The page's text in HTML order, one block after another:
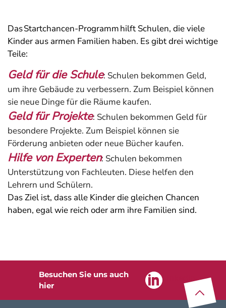
Das Startchancen-Programm hilft Schulen, die viele
Kinder aus armen Familien haben. Es gibt drei wichtige
Teile:
Geld für die Schule: Schulen bekommen Geld,
um ihre Gebäude zu verbessern. Zum Beispiel können
sie neue Dinge für die Räume kaufen.
Geld für Projekte: Schulen bekommen Geld für
besondere Projekte. Zum Beispiel können sie
Förderung anbieten oder neue Bücher kaufen.
Hilfe von Experten: Schulen bekommen
Unterstützung von Fachleuten. Diese helfen den
Lehrern und Schülern.
Das Ziel ist, dass alle Kinder die gleichen Chancen
haben, egal wie reich oder arm ihre Familien sind.
Besuchen Sie uns auch
hier
Linkedin
Z
u
m
Seite
na
nfa
n